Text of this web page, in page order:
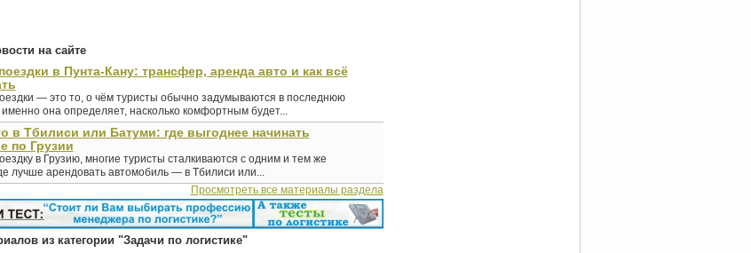
на сайте
в Пунта-Кану: трансфер, аренда авто и как всё
— это то, о чём туристы обычно задумываются в последнюю
она определяет, насколько комфортным будет...
в Тбилиси или Батуми: где выгоднее начинать
по Грузии
в Грузию, многие туристы сталкиваются с одним и тем же
лучше арендовать автомобиль — в Тбилиси или...
Просмотреть все материалы раздела
из категории "Задачи по логистике"